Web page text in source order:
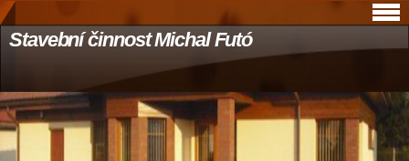
Stavební činnost Michal Futó